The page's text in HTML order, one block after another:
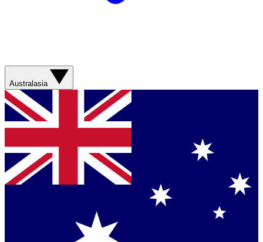
Australasia